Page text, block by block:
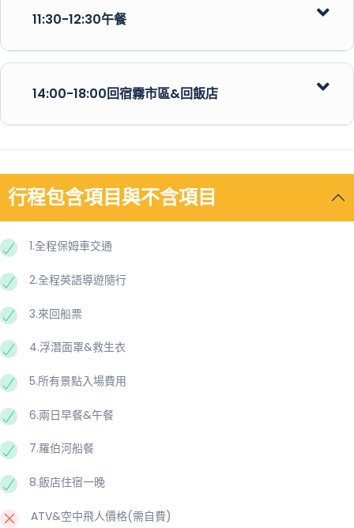
-處女島
11:30-12:30午餐
14:00-18:00回宿霧市區&回飯店
行程包含項目與不含項目
1.全程保姆車交通
2.全程英語導遊隨行
3.來回船票
4.浮潛面罩&救生衣
5.所有景點入場費用
6.兩日早餐&午餐
7.羅伯河船餐
8.飯店住宿一晚
ATV&空中飛人價格(需自費)